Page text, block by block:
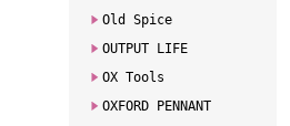
Old Spice
OUTPUT LIFE
OX Tools
OXFORD PENNANT